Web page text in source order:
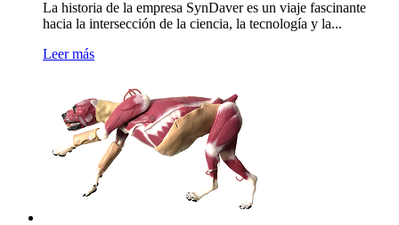
La historia de la empresa SynDaver es un viaje fascinante
hacia la intersección de la ciencia, la tecnología y la...
Leer más